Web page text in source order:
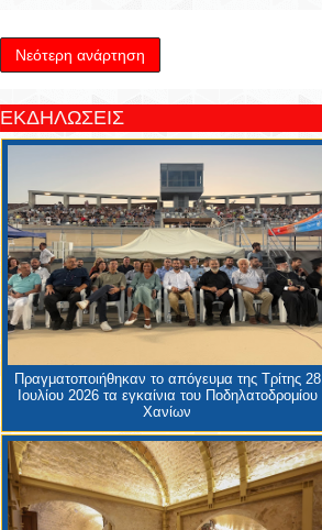
Νεότερη ανάρτηση
ΕΚΔΗΛΩΣΕΙΣ
Πραγματοποιήθηκαν το απόγευμα της Τρίτης 28
Ιουλίου 2026 τα εγκαίνια του Ποδηλατοδρομίου
Χανίων